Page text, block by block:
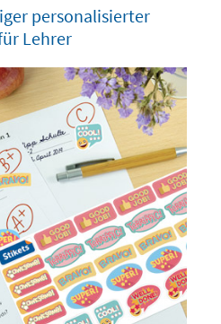
personalisierter
Lehrer